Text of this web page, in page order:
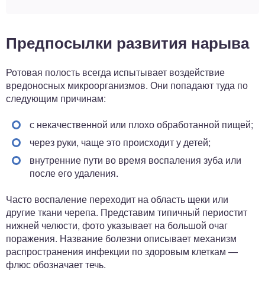
Предпосылки развития нарыва
Ротовая полость всегда испытывает воздействие
вредоносных микроорганизмов. Они попадают туда по
следующим причинам:
с некачественной или плохо обработанной пищей;
через руки, чаще это происходит у детей;
внутренние пути во время воспаления зуба или
после его удаления.
Часто воспаление переходит на область щеки или
другие ткани черепа. Представим типичный периостит
нижней челюсти, фото указывает на большой очаг
поражения. Название болезни описывает механизм
распространения инфекции по здоровым клеткам —
флюс обозначает течь.